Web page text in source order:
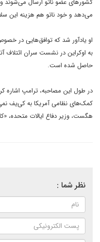
کشورهای عضو ناتو ارسال می‌شوند
می‌دهد و خود ناتو هم هزینه این
او یادآور شد که توافق‌هایی در
به اوکراین در نشست سران ائتلاف
حاصل شده است.
در طول این مصاحبه، ترامپ اشاره
کمک‌های نظامی آمریکا به کی‌یف
هگست، وزیر دفاع ایالات متحده،
نظر شما :